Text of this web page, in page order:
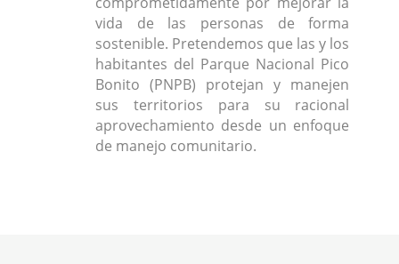
vida de las personas de forma
sostenible. Pretendemos que las y los
habitantes del Parque Nacional Pico
Bonito (PNPB) protejan y manejen
sus territorios para su racional
aprovechamiento desde un enfoque
de manejo comunitario.